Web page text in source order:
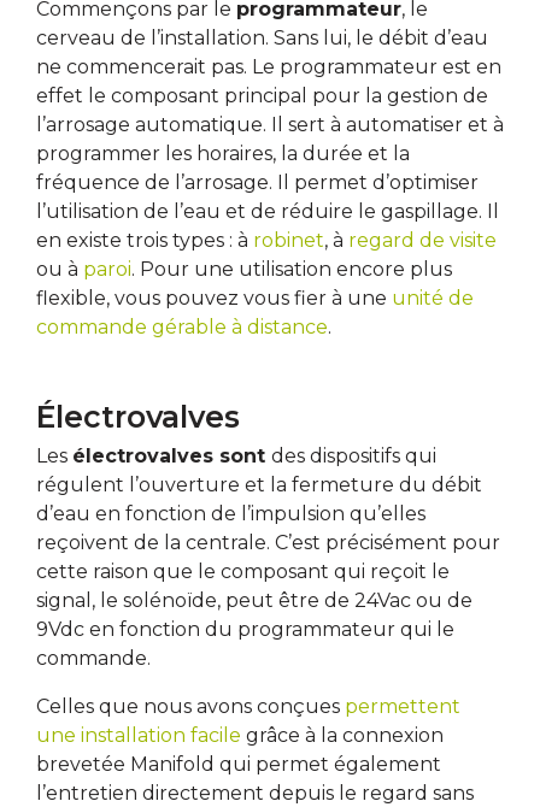
Commençons par le programmateur, le
cerveau de l’installation. Sans lui, le débit d’eau
ne commencerait pas. Le programmateur est en
effet le composant principal pour la gestion de
l’arrosage automatique. Il sert à automatiser et à
programmer les horaires, la durée et la
fréquence de l’arrosage. Il permet d’optimiser
l’utilisation de l’eau et de réduire le gaspillage. Il
en existe trois types : à robinet, à regard de visite
ou à paroi. Pour une utilisation encore plus
flexible, vous pouvez vous fier à une unité de
commande gérable à distance.
Électrovalves
Les électrovalves sont des dispositifs qui
régulent l’ouverture et la fermeture du débit
d’eau en fonction de l’impulsion qu’elles
reçoivent de la centrale. C’est précisément pour
cette raison que le composant qui reçoit le
signal, le solénoïde, peut être de 24Vac ou de
9Vdc en fonction du programmateur qui le
commande.
Celles que nous avons conçues permettent
une installation facile grâce à la connexion
brevetée Manifold qui permet également
l’entretien directement depuis le regard sans